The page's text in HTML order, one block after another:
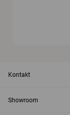
Kontakt
Showroom